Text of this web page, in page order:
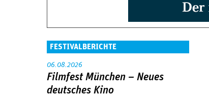
FESTIVALBERICHTE
06.08.2026
Filmfest München – Neues
deutsches Kino